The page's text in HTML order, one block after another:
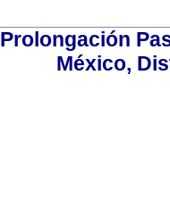
Prolongación
México,